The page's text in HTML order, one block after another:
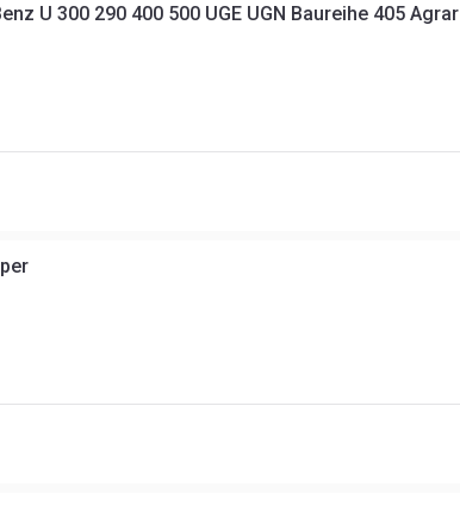
U 300 290 400 500 UGE UGN Baureihe 405 Agrar